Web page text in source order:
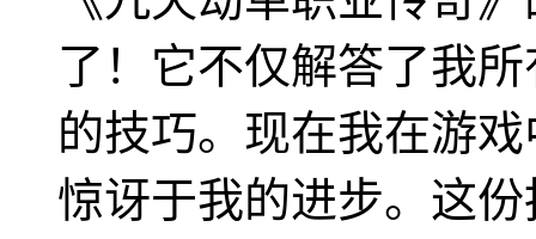
了！它不仅解答了我
的技巧。现在我在游
惊讶于我的进步。这